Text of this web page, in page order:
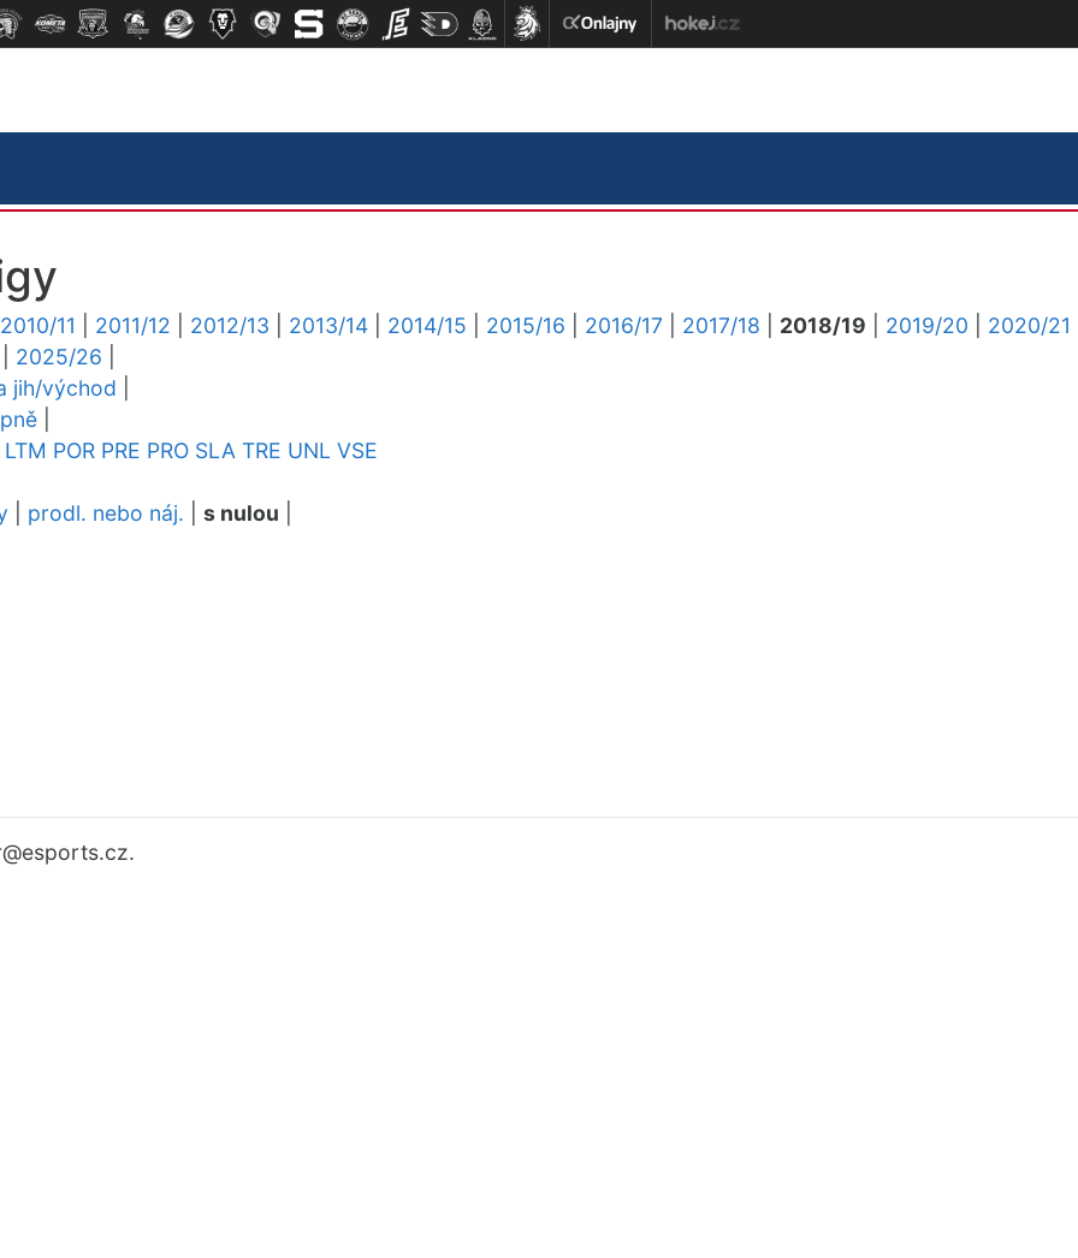
2010/11 2011/12 2012/13 2013/14 2014/15 2015/16 2016/17 2017/18 2018/19 2019/20
2020/21
2025/26
jih/východ
LTM POR PRE PRO SLA TRE UNL VSE
prodl. nebo náj. s nulou
@esports.cz.